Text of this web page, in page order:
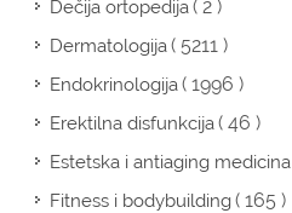
Dečija ortopedija( 2 )
Dermatologija( 5211 )
Endokrinologija( 1996 )
Erektilna disfunkcija( 46 )
Estetska i antiaging medicina
Fitness i bodybuilding( 165 )